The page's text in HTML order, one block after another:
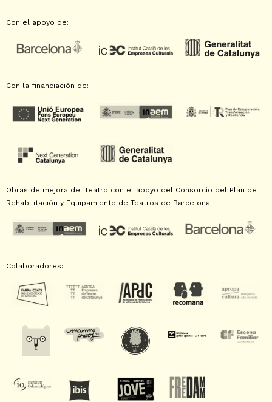
Con el apoyo de:
Con la financiación de:
Obras de mejora del teatro con el apoyo del Consorcio del Plan de
Rehabilitación y Equipamiento de Teatros de Barcelona:
Colaboradores: